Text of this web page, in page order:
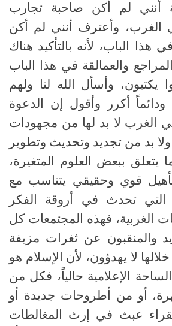
أنني لم أكن صاحبة تجارب
الغرب، وأعترف أنني لم أكن
هذا الباب، لأنه بالتأكيد هناك
والعمالقة في هذا الباب
يكتبون، وأسأل الله لنا ولهم
ودائماً أكرر وأقول إن الدعوة
الغرب لا بد لها من مجهودات
بد من تجديد وتحديث وتطوير
يتعلق ببعض العلوم المتغيرة،
تأهيل قوي وحقيقي يتناسب مع
التي تحدث في أروقة الفكر
الغربية، فهذه المجتمعات كل
والمنقبون عن ثغرات مزيفة
لا يهدؤون، لأن الإسلام هو
الإعلامية حالياً، فكل من
أو من أطروحات جديدة أو
عبث في إرث المغالطات